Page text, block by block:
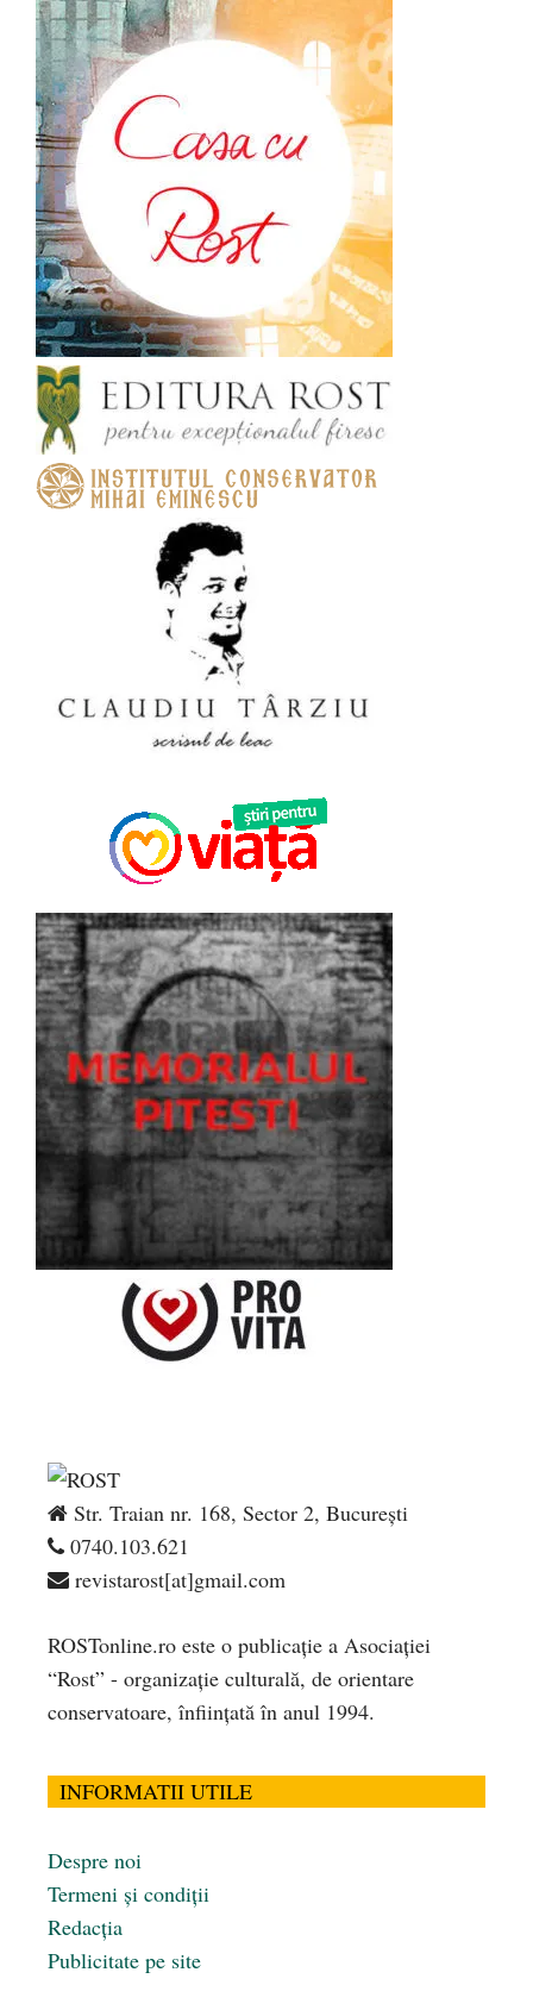
Str. Traian nr. 168, Sector 2, București
0740.103.621
revistarost[at]gmail.com
ROSTonline.ro este o publicaţie a Asociaţiei
“Rost” - organizaţie culturală, de orientare
conservatoare, înfiinţată în anul 1994.
INFORMATII UTILE
Despre noi
Termeni și condiții
Redacția
Publicitate pe site